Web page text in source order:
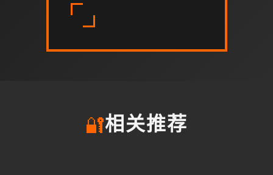
🔐相关推荐